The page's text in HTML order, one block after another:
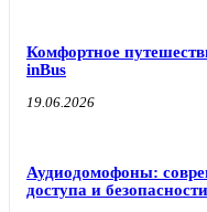
Комфортное
inBus
19.06.2026
Аудиодомофоны:
доступа и безопасности